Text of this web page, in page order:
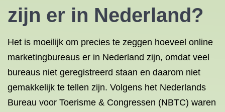
zijn er in Nederland?
Het is moeilijk om precies te zeggen hoeveel online
marketingbureaus er in Nederland zijn, omdat veel
bureaus niet geregistreerd staan en daarom niet
gemakkelijk te tellen zijn. Volgens het Nederlands
Bureau voor Toerisme & Congressen (NBTC) waren